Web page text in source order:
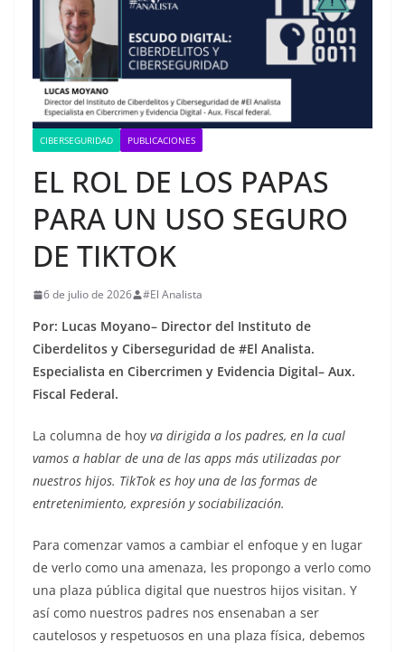
CIBERSEGURIDAD PUBLICACIONES
EL ROL DE LOS PAPAS
PARA UN USO SEGURO
DE TIKTOK
6 de julio de 2026 #El Analista
Por: Lucas Moyano– Director del Instituto de
Ciberdelitos y Ciberseguridad de #El Analista.
Especialista en Cibercrimen y Evidencia Digital– Aux.
Fiscal Federal.
La columna de hoy va dirigida a los padres, en la cual
vamos a hablar de una de las apps más utilizadas por
nuestros hijos. TikTok es hoy una de las formas de
entretenimiento, expresión y sociabilización.
Para comenzar vamos a cambiar el enfoque y en lugar
de verlo como una amenaza, les propongo a verlo como
una plaza pública digital que nuestros hijos visitan. Y
así como nuestros padres nos ensenaban a ser
cautelosos y respetuosos en una plaza física, debemos